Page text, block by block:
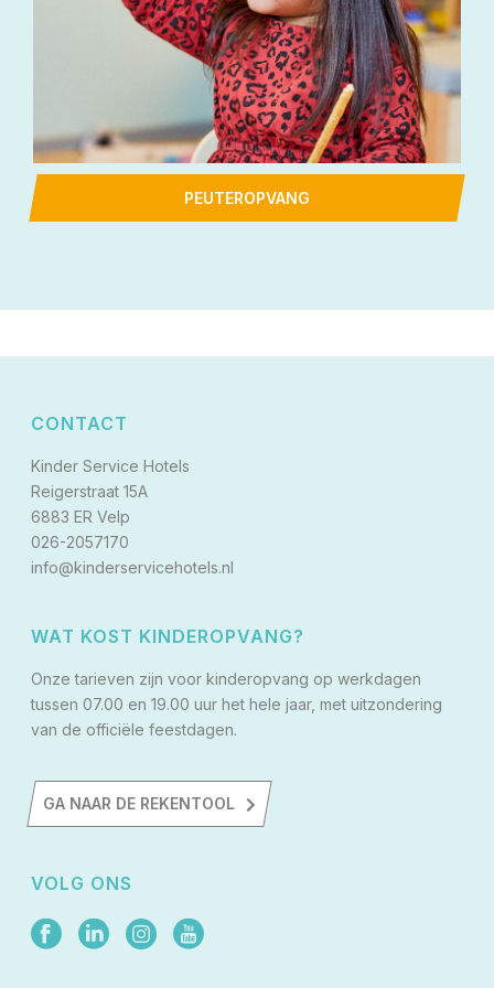
PEUTEROPVANG
CONTACT
Kinder Service Hotels
Reigerstraat 15A
6883 ER Velp
026-2057170
info@kinderservicehotels.nl
WAT KOST KINDEROPVANG?
Onze tarieven zijn voor kinderopvang op werkdagen
tussen 07.00 en 19.00 uur het hele jaar, met uitzondering
van de officiële feestdagen.
GA NAAR DE REKENTOOL
VOLG ONS